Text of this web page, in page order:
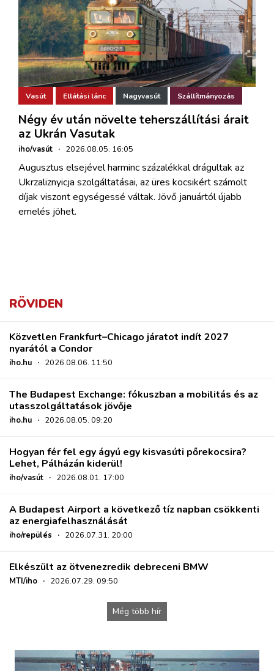
Vasút Ellátási lánc Nagyvasút Szállítmányozás
Négy év után növelte teherszállítási árait
az Ukrán Vasutak
iho/vasút · 2026.08.05. 16:05
Augusztus elsejével harminc százalékkal drágultak az
Ukrzaliznyicja szolgáltatásai, az üres kocsikért számolt
díjak viszont egységessé váltak. Jövő januártól újabb
emelés jöhet.
RÖVIDEN
Közvetlen Frankfurt–Chicago járatot indít 2027
nyarától a Condor
iho.hu · 2026.08.06. 11:50
The Budapest Exchange: fókuszban a mobilitás és az
utasszolgáltatások jövője
iho.hu · 2026.08.05. 09:20
Hogyan fér fel egy ágyú egy kisvasúti pőrekocsira?
Lehet, Pálházán kiderül!
iho/vasút · 2026.08.01. 17:00
A Budapest Airport a következő tíz napban csökkenti
az energiafelhasználását
iho/repülés · 2026.07.31. 20:00
Elkészült az ötvenezredik debreceni BMW
MTI/iho · 2026.07.29. 09:50
Még több hír